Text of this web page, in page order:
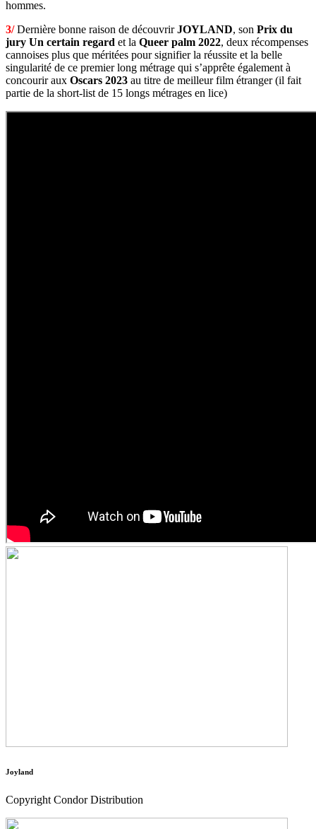
hommes.
3/Dernière bonne raison de découvrirJOYLAND, son Prix du
jury Un certain regard et la Queer palm 2022, deux récompenses
cannoises plus que méritées pour signifier la réussite et la belle
singularité de ce premier long métrage qui s’apprête également à
concourir aux Oscars 2023 au titre de meilleur film étranger (il fait
partie de la short-list de 15 longs métrages en lice)
Joyland
Copyright Condor Distribution